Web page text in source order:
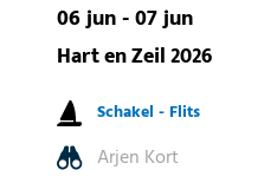
06 jun - 07 jun
Hart en Zeil 2026
Schakel -Flits
Arjen Kort